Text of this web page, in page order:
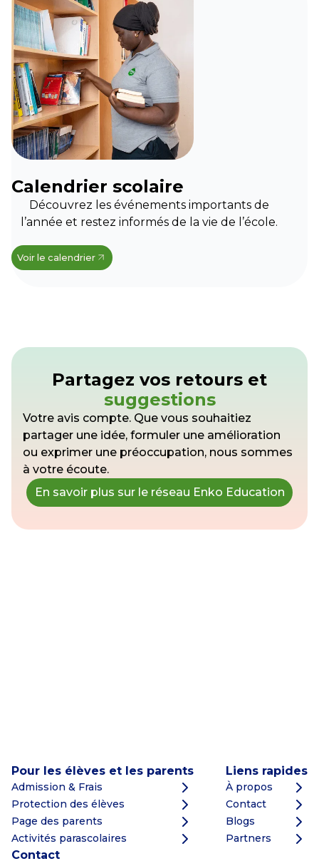
Calendrier scolaire
Découvrez les événements importants de
l’année et restez informés de la vie de l’école.
Voir le calendrier
Partagez vos retours et
suggestions
Votre avis compte. Que vous souhaitiez
partager une idée, formuler une amélioration
ou exprimer une préoccupation, nous sommes
à votre écoute.
En savoir plus sur le réseau Enko Education
Pour les élèves et les parents
Admission & Frais
Protection des élèves
Page des parents
Activités parascolaires
Liens rapides
À propos
Contact
Blogs
Partners
Contact